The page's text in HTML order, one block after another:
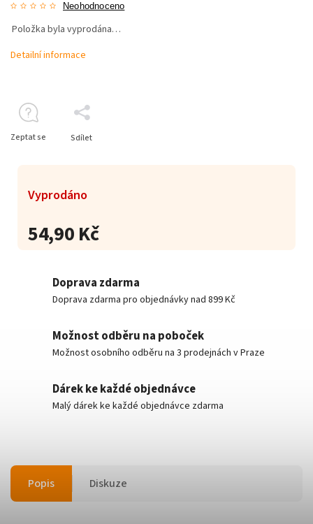
Neohodnoceno
54,90 Kč
Vyprodáno
Položka byla vyprodána…
Detailní informace
Zeptat se Sdílet
Doprava zdarma
Doprava zdarma pro objednávky nad 899 Kč
Možnost odběru na poboček
Možnost osobního odběru na 3 prodejnách v Praze
Dárek ke každé objednávce
Malý dárek ke každé objednávce zdarma
Popis Diskuze